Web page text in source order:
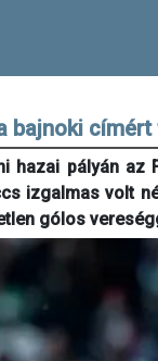
bajnoki
hazai pályán
izgalmas volt
gólos